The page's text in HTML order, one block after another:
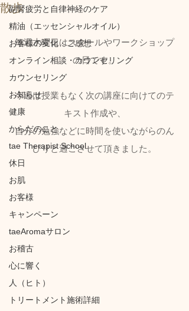
副腎疲労と自律神経のケア
精油（エッセンシャルオイル）
お客様の変化・ご感想
オンライン相談・カウンセリング
カウンセリング
お知らせ
健康
からだのこと
tae Therapist School
休日
お肌
お客様
キャンペーン
taeAromaサロン
お稽古
心に響く
人（ヒト）
トリートメント施術詳細
散歩
毎週木曜日はスクールやワークショップ
の日です。
今週は授業もなく次の講座に向けてのテ
キスト作成や、
自分の勉強などに時間を使いながらのん
びりと過ごさせて頂きました。